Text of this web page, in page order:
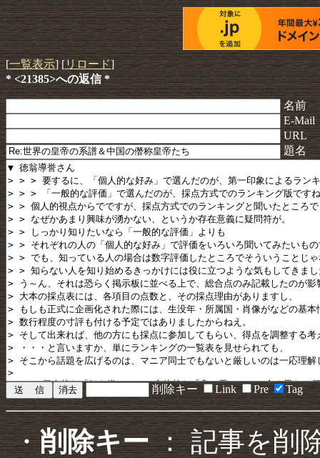
[一覧表示] [リロード]
* <21385>への返信 *
名前
E-Mail
URL
題名
削除キー Link Pre Tag
・削除キー： 記事を削